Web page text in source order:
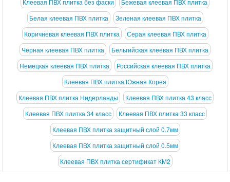
Клеевая ПВХ плитка без фаски
Бежевая клеевая ПВХ плитка
Белая клеевая ПВХ плитка
Зеленая клеевая ПВХ плитка
Коричневая клеевая ПВХ плитка
Серая клеевая ПВХ плитка
Черная клеевая ПВХ плитка
Бельгийская клеевая ПВХ плитка
Немецкая клеевая ПВХ плитка
Российская клеевая ПВХ плитка
Клеевая ПВХ плитка Южная Корея
Клеевая ПВХ плитка Нидерланды
Клеевая ПВХ плитка 43 класс
Клеевая ПВХ плитка 34 класс
Клеевая ПВХ плитка 33 класс
Клеевая ПВХ плитка защитный слой 0.7мм
Клеевая ПВХ плитка защитный слой 0.5мм
Клеевая ПВХ плитка сертификат КМ2